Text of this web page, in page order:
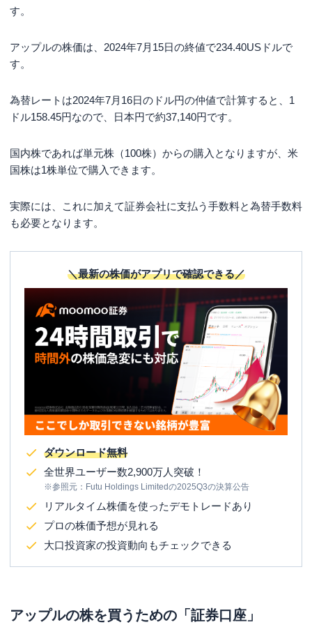
す。
アップルの株価は、2024年7月15日の終値で234.40USドルで
す。
為替レートは2024年7月16日のドル円の仲値で計算すると、1
ドル158.45円なので、日本円で約37,140円です。
国内株であれば単元株（100株）からの購入となりますが、米
国株は1株単位で購入できます。
実際には、これに加えて証券会社に支払う手数料と為替手数料
も必要となります。
＼最新の株価がアプリで確認できる／
ダウンロード無料
全世界ユーザー数2,900万人突破！
※参照元：Futu Holdings Limitedの2025Q3の決算公告
リアルタイム株価を使ったデモトレードあり
プロの株価予想が見れる
大口投資家の投資動向もチェックできる
アップルの株を買うための「証券口座」